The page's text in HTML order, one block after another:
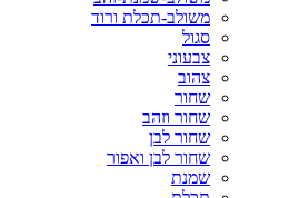
משולב-תכלת ורוד
סגול
צבעוני
צהוב
שחור
שחור וזהב
שחור לבן
שחור לבן ואפור
שמנת